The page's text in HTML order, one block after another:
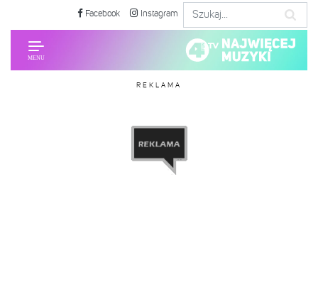
Facebook Instagram
REKLAMA